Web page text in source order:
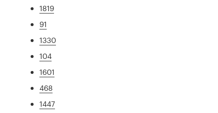
1819
91
1330
104
1601
468
1447